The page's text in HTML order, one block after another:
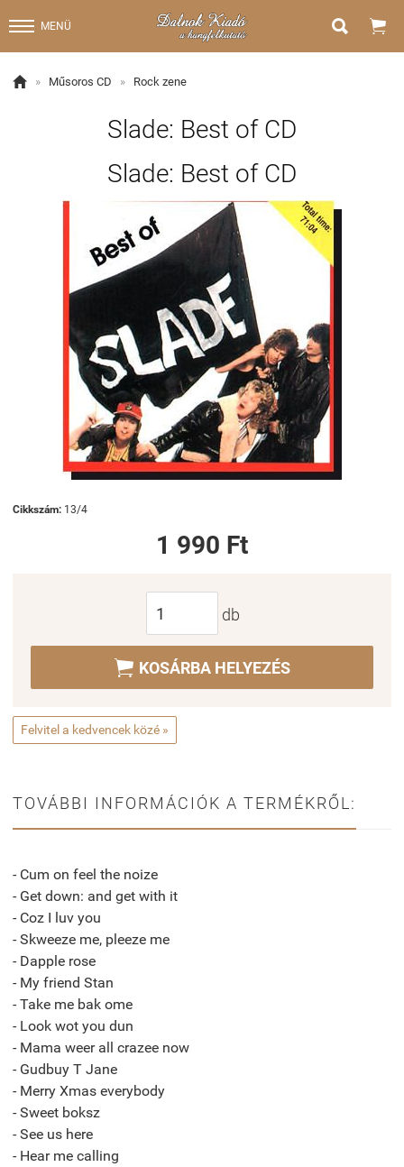
MENÜ  
 » Műsoros CD » Rock zene
Slade: Best of CD
Slade: Best of CD
Cikkszám: 13/4
1 990 Ft
db
 KOSÁRBA HELYEZÉS
Felvitel a kedvencek közé »
TOVÁBBI INFORMÁCIÓK A TERMÉKRŐL:
- Cum on feel the noize
- Get down: and get with it
- Coz I luv you
- Skweeze me, pleeze me
- Dapple rose
- My friend Stan
- Take me bak ome
- Look wot you dun
- Mama weer all crazee now
- Gudbuy T Jane
- Merry Xmas everybody
- Sweet boksz
- See us here
- Hear me calling